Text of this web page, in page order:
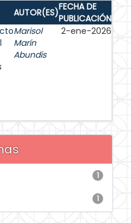
AUTOR(ES)FECHA DE
PUBLICACIÓN
Marisol
Marín
Abundis
2-ene-2026
1
1